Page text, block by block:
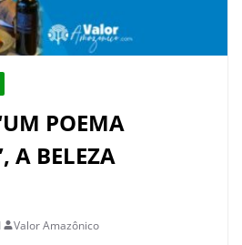
POEMA
A BELEZA
Valor Amazônico